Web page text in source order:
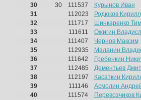
30
30 111537
Курынов Иван
31
112023
Родюков Кирилл
32
111717
Шинкаренко
33
111611
Ожигин
34
111407
Чернов Максим
35
112935
Маланин
36
111642
Гребенкин
37
112485
Дементьев
38
112197
Касаткин
39
111146
Асмолин
40
111574
Перевозчиков